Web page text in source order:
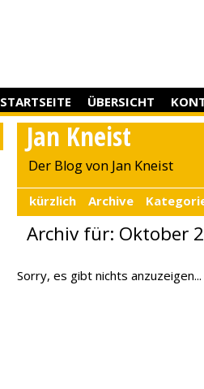
STARTSEITE ÜBERSICHT
Jan Kneist
Der Blog von Jan Kneist
kürzlich Archive
Archiv für: Oktober
Sorry, es gibt nichts anzuzeigen...